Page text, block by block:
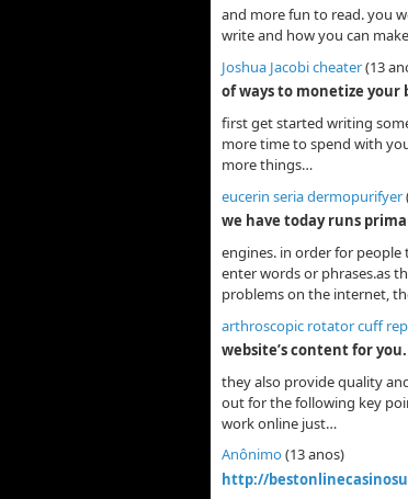
and more fun to read. you
write and how you can
Joshua Jacobi cheater(13
of ways to monetize your
first get started writing
more time to spend with
more things…
eucerin seria dermopurifyer
we have today runs
engines. in order for
enter words or phrases.as
problems on the internet,
arthroscopic rotator cuff
website’s content for
they also provide quality
out for the following key
work online just…
Anônimo(13 anos)
http://